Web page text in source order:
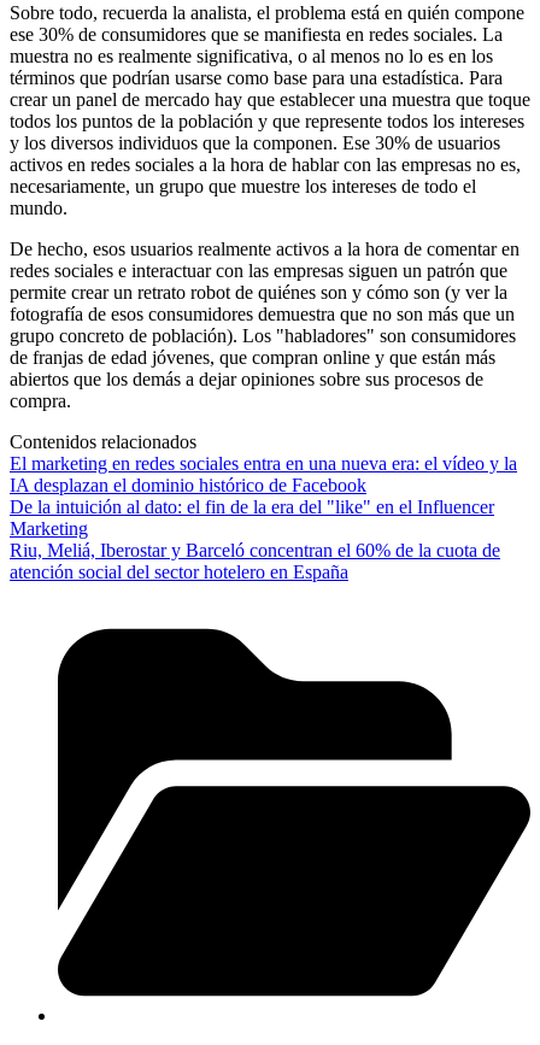
Sobre todo, recuerda la analista, el problema está en quién compone
ese 30% de consumidores que se manifiesta en redes sociales. La
muestra no es realmente significativa, o al menos no lo es en los
términos que podrían usarse como base para una estadística. Para
crear un panel de mercado hay que establecer una muestra que toque
todos los puntos de la población y que represente todos los intereses
y los diversos individuos que la componen. Ese 30% de usuarios
activos en redes sociales a la hora de hablar con las empresas no es,
necesariamente, un grupo que muestre los intereses de todo el
mundo.
De hecho, esos usuarios realmente activos a la hora de comentar en
redes sociales e interactuar con las empresas siguen un patrón que
permite crear un retrato robot de quiénes son y cómo son (y ver la
fotografía de esos consumidores demuestra que no son más que un
grupo concreto de población). Los "habladores" son consumidores
de franjas de edad jóvenes, que compran online y que están más
abiertos que los demás a dejar opiniones sobre sus procesos de
compra.
Contenidos relacionados
El marketing en redes sociales entra en una nueva era: el vídeo y la
IA desplazan el dominio histórico de Facebook
De la intuición al dato: el fin de la era del "like" en el Influencer
Marketing
Riu, Meliá, Iberostar y Barceló concentran el 60% de la cuota de
atención social del sector hotelero en España